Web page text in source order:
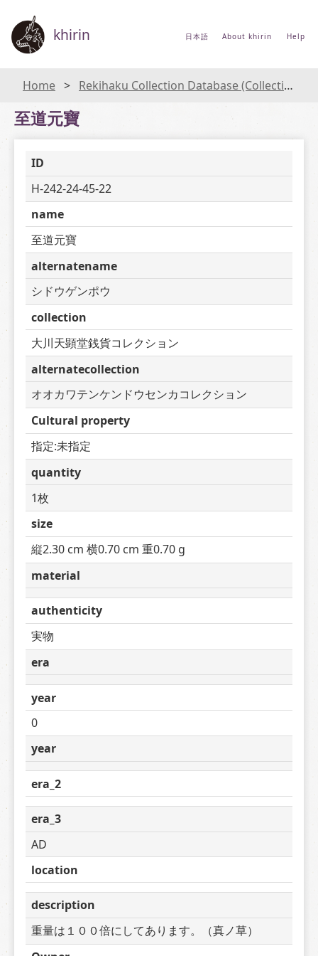
khirin 日本語 About khirin Help
Home Rekihaku Collection Database (Collections Database of the National Museum of Japanese History)
至道元寶
ID
H-242-24-45-22
name
至道元寶
alternatename
シドウゲンポウ
collection
大川天顕堂銭貨コレクション
alternatecollection
オオカワテンケンドウセンカコレクション
Cultural property
指定:未指定
quantity
1枚
size
縦2.30 cm 横0.70 cm 重0.70 g
material
authenticity
実物
era
year
0
year
era_2
era_3
AD
location
description
重量は１００倍にしてあります。（真ノ草）